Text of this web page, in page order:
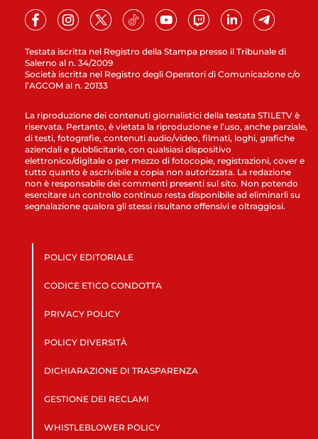
Testata iscritta nel Registro della Stampa presso il Tribunale di
Salerno al n. 34/2009
Società iscritta nel Registro degli Operatori di Comunicazione c/o
l’AGCOM al n. 20133
La riproduzione dei contenuti giornalistici della testata STILETV è
riservata. Pertanto, è vietata la riproduzione e l’uso, anche parziale,
di testi, fotografie, contenuti audio/video, filmati, loghi, grafiche
aziendali e pubblicitarie, con qualsiasi dispositivo
elettronico/digitale o per mezzo di fotocopie, registrazioni, cover e
tutto quanto è ascrivibile a copia non autorizzata. La redazione
non è responsabile dei commenti presenti sul sito. Non potendo
esercitare un controllo continuo resta disponibile ad eliminarli su
segnalazione qualora gli stessi risultano offensivi e oltraggiosi.
POLICY EDITORIALE
CODICE ETICO CONDOTTA
PRIVACY POLICY
POLICY DIVERSITÀ
DICHIARAZIONE DI TRASPARENZA
GESTIONE DEI RECLAMI
WHISTLEBLOWER POLICY